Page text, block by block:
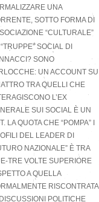
UNA
SOTTO FORMA DI
“CULTURALE”
SOCIAL DI
SONO
UN ACCOUNT SU
TRA QUELLI CHE
L’EX
SUI SOCIAL È UN
LA QUOTA CHE “POMPA” I
DEL LEADER DI
NAZIONALE” È TRA
TRE VOLTE SUPERIORE
A QUELLA
RISCONTRATA
DISCUSSIONI POLITICHE